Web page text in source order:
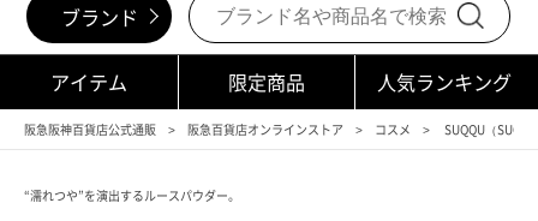
ブランド
アイテム 限定商品 人気ランキング
阪急阪神百貨店公式通販 阪急百貨店オンラインストア コスメ SUQQU（
“濡れつや”を演出するルースパウダー。